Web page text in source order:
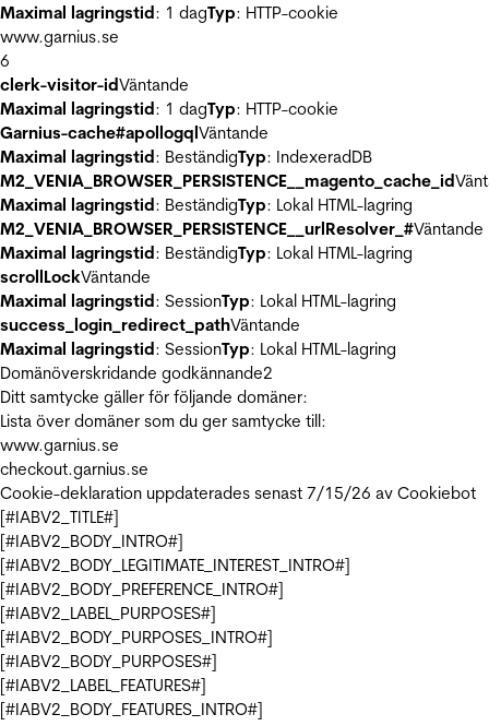
Maximal lagringstid: 1 dagTyp: HTTP-cookie
www.garnius.se
6
clerk-visitor-idVäntande
Maximal lagringstid: 1 dagTyp: HTTP-cookie
Garnius-cache#apollogqlVäntande
Maximal lagringstid: BeständigTyp: IndexeradDB
M2_VENIA_BROWSER_PERSISTENCE__magento_cache_id
Maximal lagringstid: BeständigTyp: Lokal HTML-lagring
M2_VENIA_BROWSER_PERSISTENCE__urlResolver_#Väntande
Maximal lagringstid: BeständigTyp: Lokal HTML-lagring
scrollLockVäntande
Maximal lagringstid: SessionTyp: Lokal HTML-lagring
success_login_redirect_pathVäntande
Maximal lagringstid: SessionTyp: Lokal HTML-lagring
Domänöverskridande godkännande2
Ditt samtycke gäller för följande domäner:
Lista över domäner som du ger samtycke till:
www.garnius.se
checkout.garnius.se
Cookie-deklaration uppdaterades senast 7/15/26 av Cookiebot
[#IABV2_TITLE#]
[#IABV2_BODY_INTRO#]
[#IABV2_BODY_LEGITIMATE_INTEREST_INTRO#]
[#IABV2_BODY_PREFERENCE_INTRO#]
[#IABV2_LABEL_PURPOSES#]
[#IABV2_BODY_PURPOSES_INTRO#]
[#IABV2_BODY_PURPOSES#]
[#IABV2_LABEL_FEATURES#]
[#IABV2_BODY_FEATURES_INTRO#]